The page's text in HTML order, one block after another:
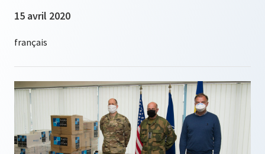
15 avril 2020